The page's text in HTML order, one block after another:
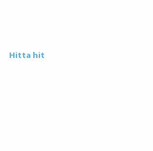
Hitta hit